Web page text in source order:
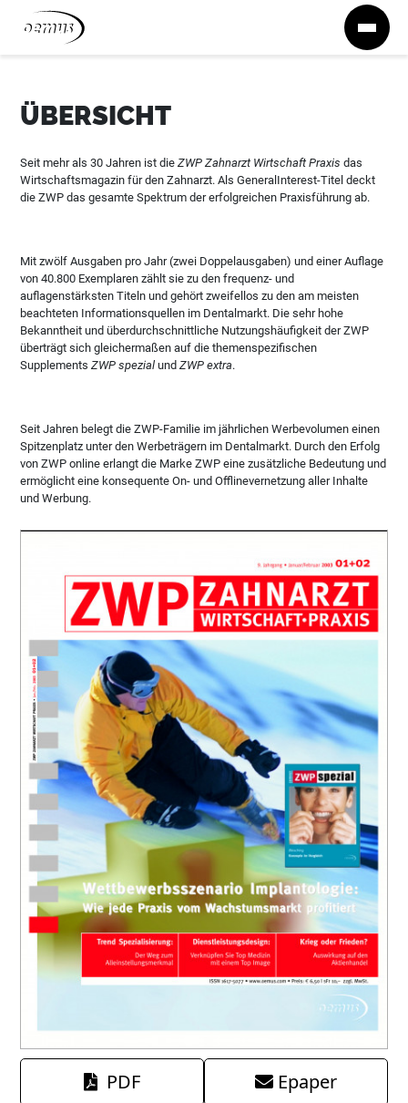
Zum Inhalt springen
ÜBERSICHT
Seit mehr als 30 Jahren ist dieZWP Zahnarzt Wirtschaft Praxis das
Wirtschaftsmagazin für den Zahnarzt. Als GeneralInterest-Titel deckt
die ZWP das gesamte Spektrum der erfolgreichen Praxisführung ab.
Mit zwölf Ausgaben pro Jahr (zwei Doppelausgaben) und einer Auflage
von 40.800 Exemplaren zählt sie zu den frequenz- und
auflagenstärksten Titeln und gehört zweifellos zu den am meisten
beachteten Informationsquellen im Dentalmarkt. Die sehr hohe
Bekanntheit und überdurchschnittliche Nutzungshäufigkeit der ZWP
überträgt sich gleichermaßen auf die themenspezifischen
SupplementsZWP spezial undZWP extra.
Seit Jahren belegt die ZWP-Familie im jährlichen Werbevolumen einen
Spitzenplatz unter den Werbeträgern im Dentalmarkt. Durch den Erfolg
von ZWP online erlangt die Marke ZWP eine zusätzliche Bedeutung und
ermöglicht eine konsequente On- und Offlinevernetzung aller Inhalte
und Werbung.
PDF Epaper